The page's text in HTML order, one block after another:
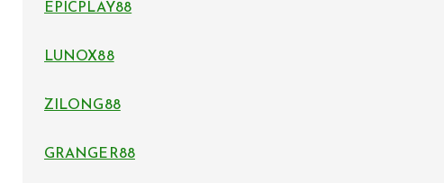
EPICPLAY88
LUNOX88
ZILONG88
GRANGER88